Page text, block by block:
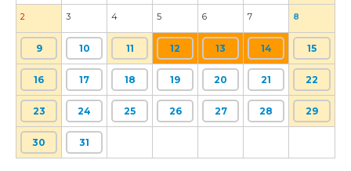
2 3 4 5 6 7 8
9 10 11 12 13 14 15
16 17 18 19 20 21 22
23 24 25 26 27 28 29
30 31